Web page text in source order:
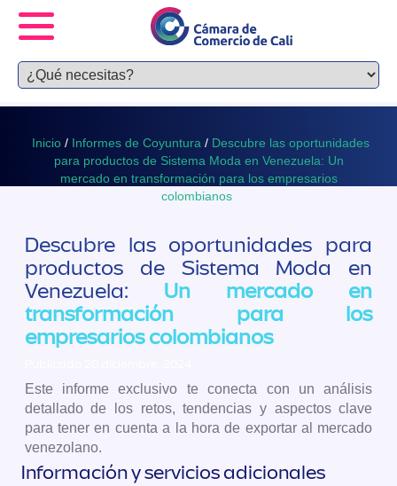
Inicio / Informes de Coyuntura / Descubre las oportunidades
para productos de Sistema Moda en Venezuela: Un
mercado en transformación para los empresarios
colombianos
Descubre las oportunidades para
productos de Sistema Moda en
Venezuela: Un mercado en
transformación para los
empresarios colombianos
Este informe exclusivo te conecta con un análisis
detallado de los retos, tendencias y aspectos clave
para tener en cuenta a la hora de exportar al mercado
venezolano.
Información y servicios adicionales